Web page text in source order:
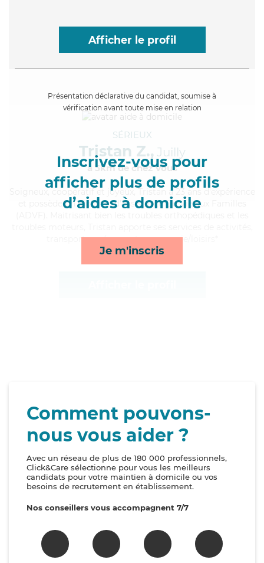
Afficher le profil
Présentation déclarative du candidat, soumise à
vérification avant toute mise en relation
Inscrivez-vous pour
afficher plus de profils
d’aides à domicile
Je m'inscris
SÉRIEUX
Tristan Z., Juilly
à 5km de chez Vous
, coopératif et joyeux, Tristan a 23 ans d'expérience
et possède un diplôme d'Assistante De Vie aux Familles
transports, ménage et compagnie/loisirs*
Comment pouvons-
nous vous aider ?
Avec un réseau de plus de 180 000 professionnels,
Click&Care sélectionne pour vous les meilleurs
candidats pour votre maintien à domicile ou vos
besoins de recrutement en établissement.
Nos conseillers vous accompagnent 7/7